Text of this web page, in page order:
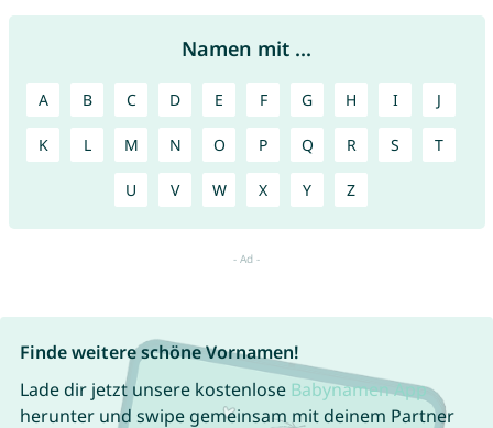
Namen mit ...
A B C D E F G H I J
K L M N O P Q R S T
U V W X Y Z
Finde weitere schöne Vornamen!
Lade dir jetzt unsere kostenlose Babynamen App
herunter und swipe gemeinsam mit deinem Partner